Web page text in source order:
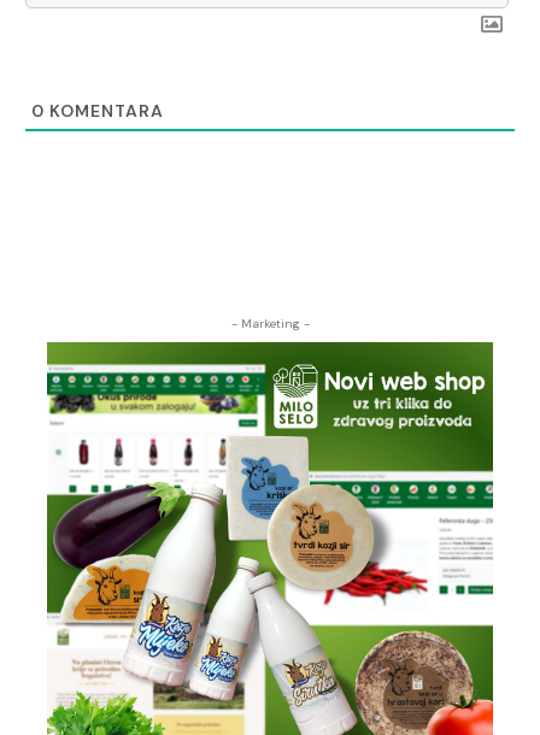
0 KOMENTARA
- Marketing -